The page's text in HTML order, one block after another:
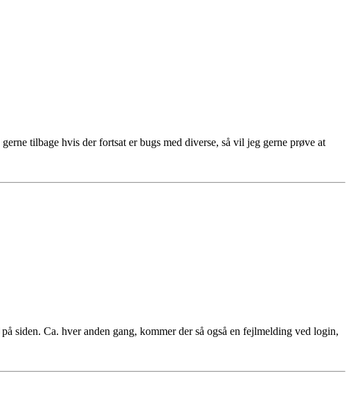
tilbage hvis der fortsat er bugs med diverse, så vil jeg gerne prøve at
siden. Ca. hver anden gang, kommer der så også en fejlmelding ved login,